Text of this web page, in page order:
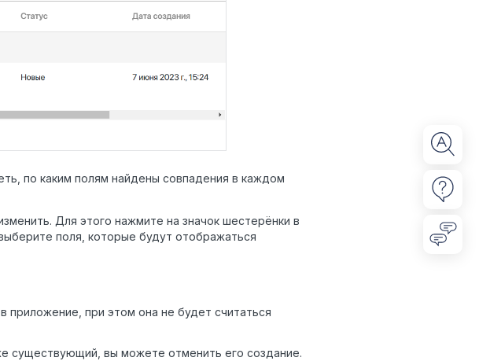
по каким полям найдены совпадения в каждом
Для этого нажмите на значок шестерёнки в
поля, которые будут отображаться
приложение, при этом она не будет считаться
существующий, вы можете отменить его создание.